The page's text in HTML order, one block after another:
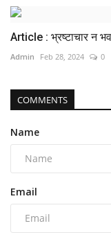
Article : भ्रष्टाचार न
Admin Feb 28, 2024 0
COMMENTS
Name
Email